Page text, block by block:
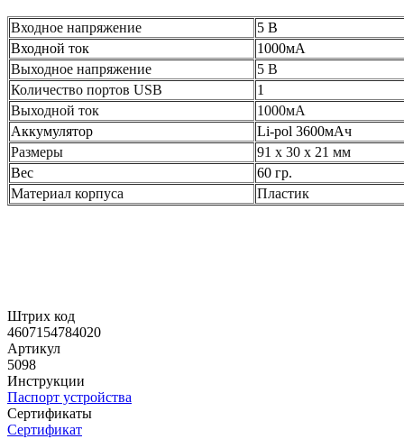
Входное напряжение
5 В
Входной ток
1000мА
Выходное напряжение
5 В
Количество портов USB
1
Выходной ток
1000мА
Аккумулятор
Li-pol 3600мАч
Размеры
91 х 30 х 21 мм
Вес
60 гр.
Материал корпуса
Пластик
Штрих код
4607154784020
Артикул
5098
Инструкции
Паспорт устройства
Сертификаты
Сертификат